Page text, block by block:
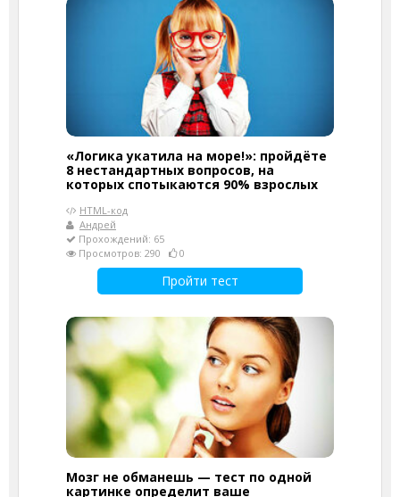
«Логика укатила на море!»: пройдёте
8 нестандартных вопросов, на
которых спотыкаются 90% взрослых
HTML-код
Андрей
Прохождений: 65
Просмотров: 290
0
Пройти тест
Мозг не обманешь — тест по одной
картинке определит ваше